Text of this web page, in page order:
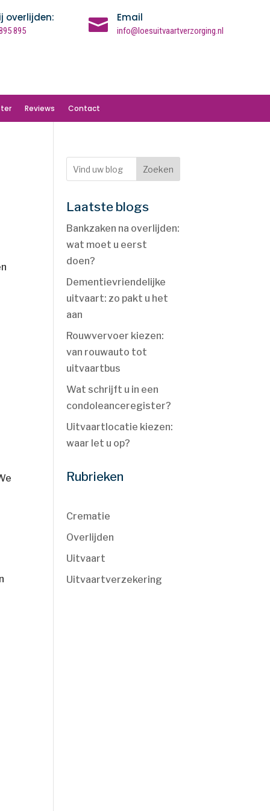
overlijden:
895  Email
info@loesuitvaartverzorging.nl
Reviews Contact
Zoeken
Laatste blogs
Bankzaken na overlijden:
wat moet u eerst
doen?
Dementievriendelijke
uitvaart: zo pakt u het
aan
Rouwvervoer kiezen:
van rouwauto tot
uitvaartbus
Wat schrijft u in een
condoleanceregister?
Uitvaartlocatie kiezen:
waar let u op?
Rubrieken
Crematie
Overlijden
Uitvaart
Uitvaartverzekering